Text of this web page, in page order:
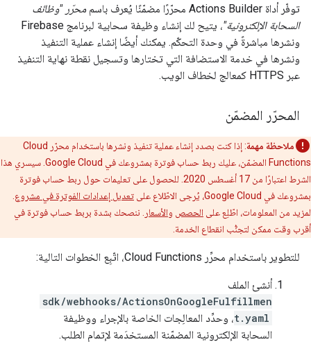
توفّر أداة Actions Builder محرّرًا مضمّنًا يُعرف باسم
محرّر "وظائف
السحابة الإلكترونية"
، يتيح لك إنشاء وظيفة سحابية لبرنامج Firebase
ونشرها مباشرةً في وحدة التحكّم. يمكنك أيضًا إنشاء عملية التنفيذ
ونشرها في خدمة الاستضافة التي تختارها وتسجيل نقطة نهاية التنفيذ
عبر HTTPS كمعالج لخطاف الويب.
المحرّر المضمّن
ملاحظة مهمة
: إذا كنت بصدد إنشاء عملية تنفيذ ونشرها باستخدام محرّر Cloud
Functions المضمّن، عليك ربط حساب فوترة بمشروعك في Google Cloud. سيسري هذا
الشرط اعتبارًا من 17 أغسطس 2020. للحصول على تعليمات حول ربط حساب فوترة
بمشروعك في Google Cloud، يُرجى الاطّلاع على
تعديل إعدادات الفوترة في مشروع
لمزيد من المعلومات، اطّلِع على الحصص والأسعار
. ننصحك بشدة بربط حساب فوترة في
أقرب وقت ممكن لتجنُّب انقطاع الخدمة.
للتطوير باستخدام محرِّر Cloud Functions، اتّبِع الخطوات التالية:
أنشئ الملف
sdk/webhooks/ActionsOnGoogleFulfillmen
t.yaml، وحدِّد المعالِجات الخاصة بالإجراء ووظيفة
السحابة الإلكترونية المضمّنة المستخدَمة لإتمام الطلب.